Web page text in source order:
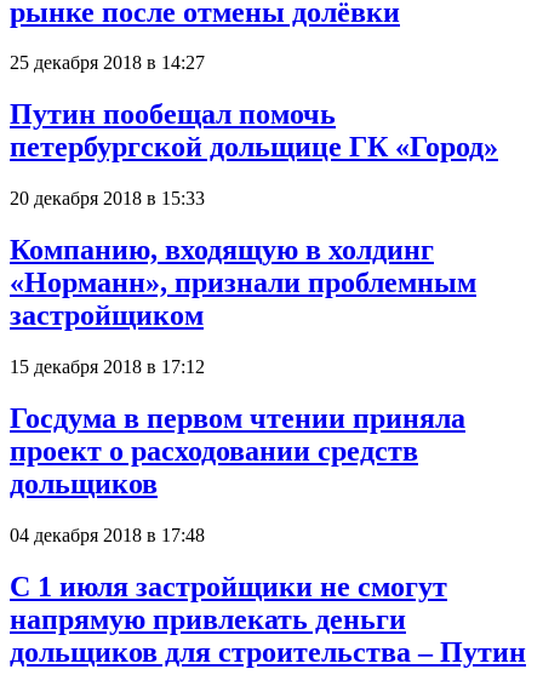
рынке после отмены долёвки
25 декабря 2018 в 14:27
Путин пообещал помочь
петербургской дольщице ГК «Город»
20 декабря 2018 в 15:33
Компанию, входящую в холдинг
«Норманн», признали проблемным
застройщиком
15 декабря 2018 в 17:12
Госдума в первом чтении приняла
проект о расходовании средств
дольщиков
04 декабря 2018 в 17:48
С 1 июля застройщики не смогут
напрямую привлекать деньги
дольщиков для строительства – Путин